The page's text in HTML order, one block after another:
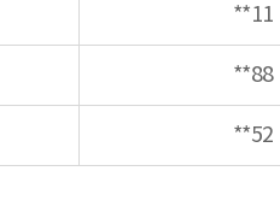
**11
**88
**52